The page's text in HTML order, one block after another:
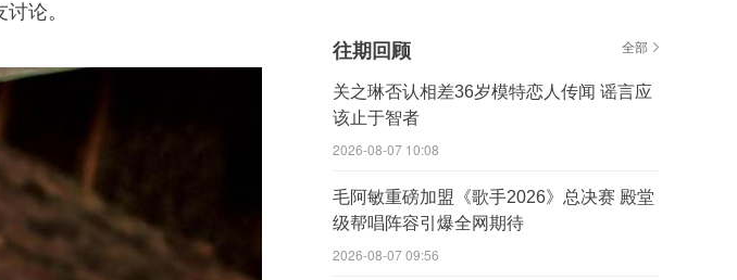
论。
往期回顾 全部
关之琳否认相差36岁模特恋人传闻 谣言应
该止于智者
2026-08-07 10:08
毛阿敏重磅加盟《歌手2026》总决赛 殿堂
级帮唱阵容引爆全网期待
2026-08-07 09:56